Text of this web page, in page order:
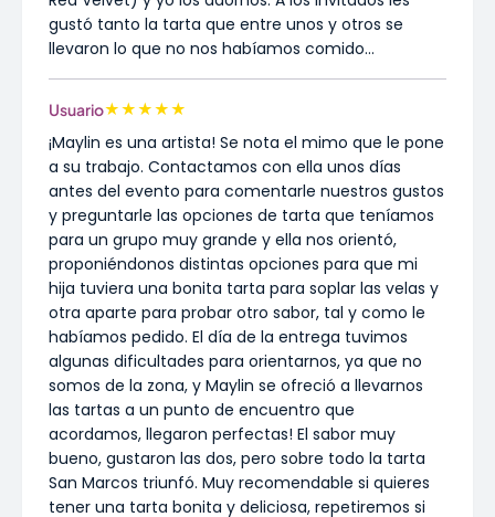
gustó tanto la tarta que entre unos y otros se
llevaron lo que no nos habíamos comido...
Usuario★★★★★
¡Maylin es una artista! Se nota el mimo que le pone
a su trabajo. Contactamos con ella unos días
antes del evento para comentarle nuestros gustos
y preguntarle las opciones de tarta que teníamos
para un grupo muy grande y ella nos orientó,
proponiéndonos distintas opciones para que mi
hija tuviera una bonita tarta para soplar las velas y
otra aparte para probar otro sabor, tal y como le
habíamos pedido. El día de la entrega tuvimos
algunas dificultades para orientarnos, ya que no
somos de la zona, y Maylin se ofreció a llevarnos
las tartas a un punto de encuentro que
acordamos, llegaron perfectas! El sabor muy
bueno, gustaron las dos, pero sobre todo la tarta
San Marcos triunfó. Muy recomendable si quieres
tener una tarta bonita y deliciosa, repetiremos si